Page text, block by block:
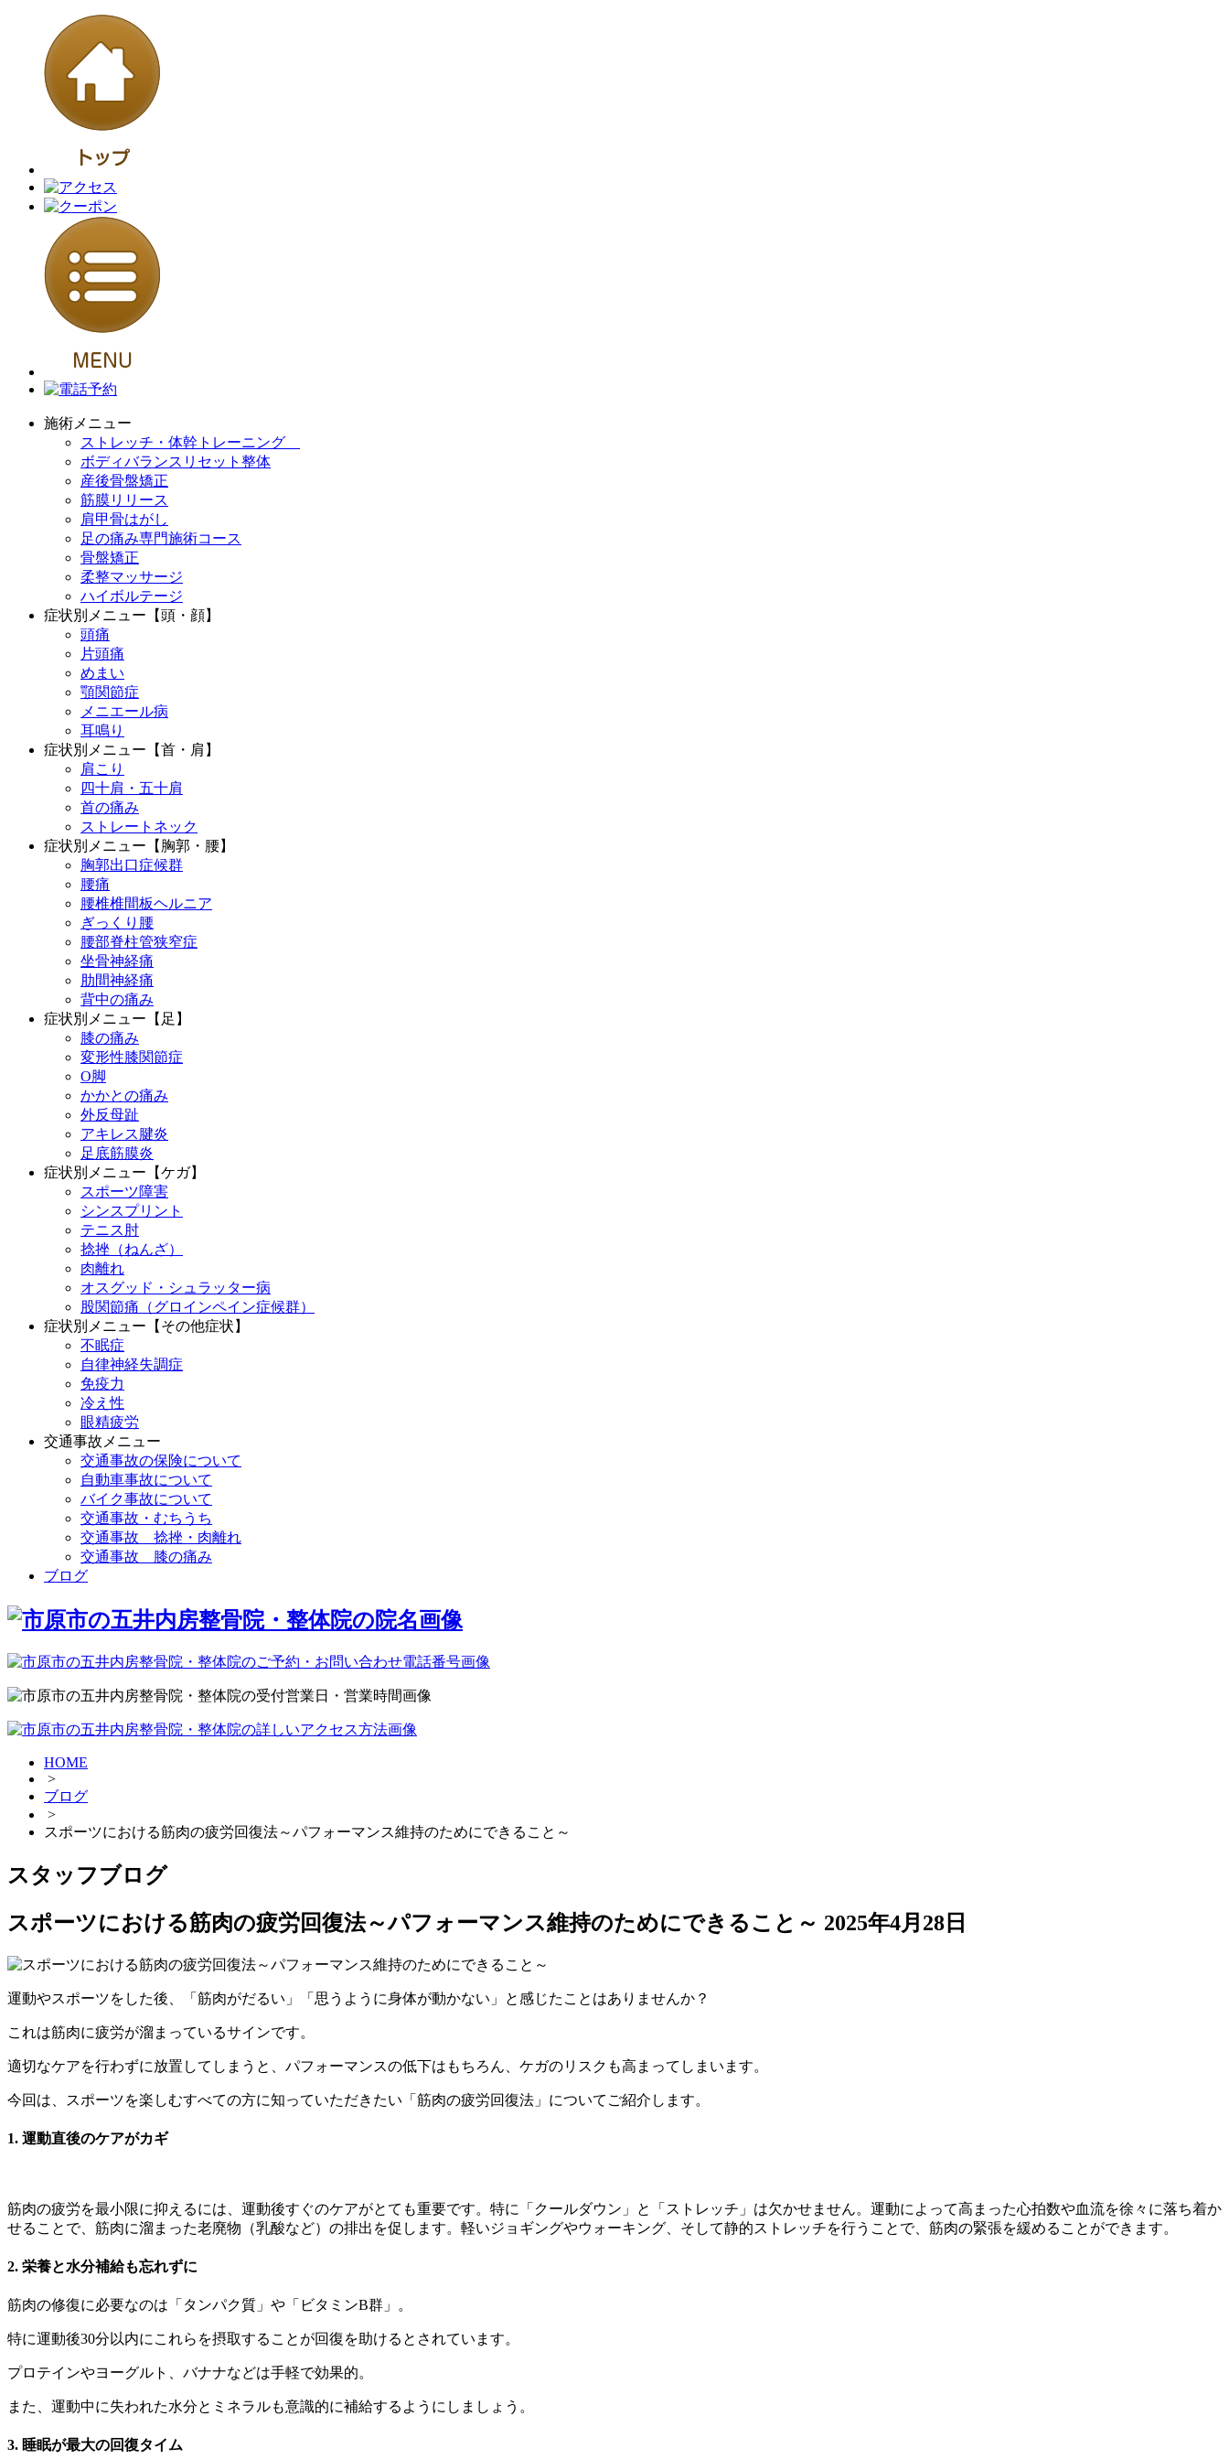
施術メニュー
ストレッチ・体幹トレーニング
ボディバランスリセット整体
産後骨盤矯正
筋膜リリース
肩甲骨はがし
足の痛み専門施術コース
骨盤矯正
柔整マッサージ
ハイボルテージ
症状別メニュー【頭・顔】
頭痛
片頭痛
めまい
顎関節症
メニエール病
耳鳴り
症状別メニュー【首・肩】
肩こり
四十肩・五十肩
首の痛み
ストレートネック
症状別メニュー【胸郭・腰】
胸郭出口症候群
腰痛
腰椎椎間板ヘルニア
ぎっくり腰
腰部脊柱管狭窄症
坐骨神経痛
肋間神経痛
背中の痛み
症状別メニュー【足】
膝の痛み
変形性膝関節症
O脚
かかとの痛み
外反母趾
アキレス腱炎
足底筋膜炎
症状別メニュー【ケガ】
スポーツ障害
シンスプリント
テニス肘
捻挫（ねんざ）
肉離れ
オスグッド・シュラッター病
股関節痛（グロインペイン症候群）
症状別メニュー【その他症状】
不眠症
自律神経失調症
免疫力
冷え性
眼精疲労
交通事故メニュー
交通事故の保険について
自動車事故について
バイク事故について
交通事故・むちうち
交通事故 捻挫・肉離れ
交通事故 膝の痛み
ブログ
HOME
>
ブログ
>
スポーツにおける筋肉の疲労回復法～パフォーマンス維持のためにできること～
スタッフブログ
スポーツにおける筋肉の疲労回復法～パフォーマンス維持のためにできること～ 2025年4月28日
運動やスポーツをした後、「筋肉がだるい」「思うように身体が動かない」と感じたことはありませんか？
これは筋肉に疲労が溜まっているサインです。
適切なケアを行わずに放置してしまうと、パフォーマンスの低下はもちろん、ケガのリスクも高まってしまいます。
今回は、スポーツを楽しむすべての方に知っていただきたい「筋肉の疲労回復法」についてご紹介します。
1. 運動直後のケアがカギ
筋肉の疲労を最小限に抑えるには、運動後すぐのケアがとても重要です。特に「クールダウン」と「ストレッチ」は欠かせません。運動によって高まった心拍数や血流を徐々に落ち着か
せることで、筋肉に溜まった老廃物（乳酸など）の排出を促します。軽いジョギングやウォーキング、そして静的ストレッチを行うことで、筋肉の緊張を緩めることができます。
2. 栄養と水分補給も忘れずに
筋肉の修復に必要なのは「タンパク質」や「ビタミンB群」。
特に運動後30分以内にこれらを摂取することが回復を助けるとされています。
プロテインやヨーグルト、バナナなどは手軽で効果的。
また、運動中に失われた水分とミネラルも意識的に補給するようにしましょう。
3. 睡眠が最大の回復タイム